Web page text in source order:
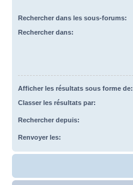
Rechercher dans les sous-forums:
Rechercher dans:
Afficher les résultats sous forme de:
Classer les résultats par:
Rechercher depuis:
Renvoyer les: